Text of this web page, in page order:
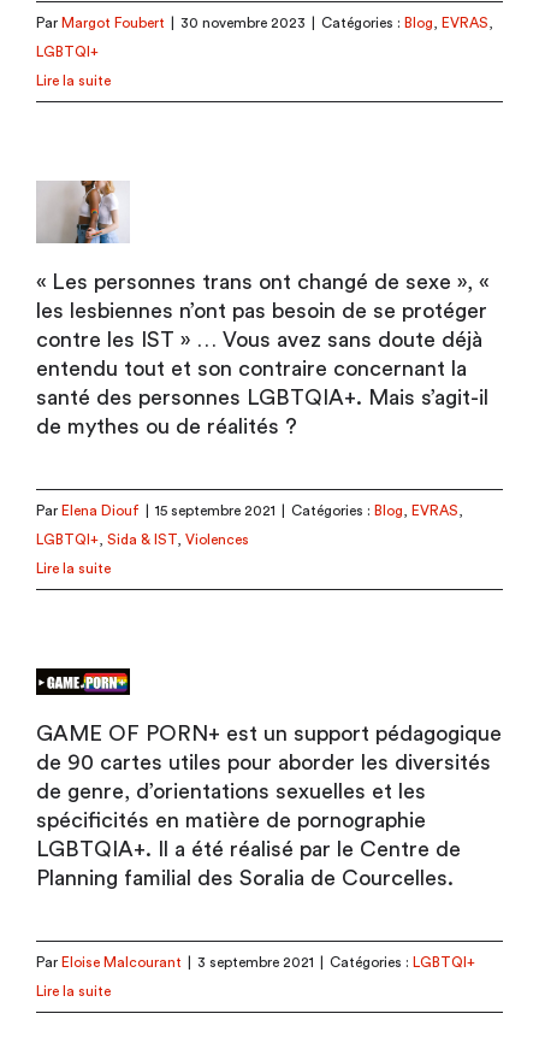
Par Margot Foubert 30 novembre 2023 Catégories : Blog EVRAS
LGBTQI+
Lire la suite
« Les personnes trans ont changé de sexe », «
les lesbiennes n’ont pas besoin de se protéger
contre les IST » … Vous avez sans doute déjà
entendu tout et son contraire concernant la
santé des personnes LGBTQIA+. Mais s’agit-il
de mythes ou de réalités ?
Par Elena Diouf 15 septembre 2021 Catégories : Blog EVRAS
LGBTQI+ Sida & IST Violences
Lire la suite
GAME OF PORN+ est un support pédagogique
de 90 cartes utiles pour aborder les diversités
de genre, d’orientations sexuelles et les
spécificités en matière de pornographie
LGBTQIA+. Il a été réalisé par le Centre de
Planning familial des Soralia de Courcelles.
Par Eloise Malcourant 3 septembre 2021 Catégories : LGBTQI+
Lire la suite